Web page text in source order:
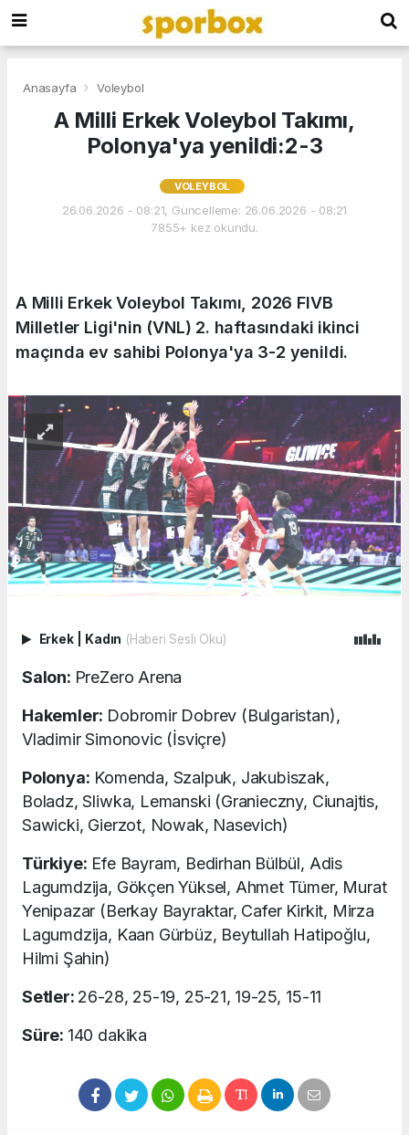
Anasayfa Voleybol
A Milli Erkek Voleybol Takımı,
Polonya'ya yenildi:2-3
VOLEYBOL
26.06.2026 - 08:21, Güncelleme: 26.06.2026 - 08:21
7855+ kez okundu.
A Milli Erkek Voleybol Takımı, 2026 FIVB
Milletler Ligi'nin (VNL) 2. haftasındaki ikinci
maçında ev sahibi Polonya'ya 3-2 yenildi.
Erkek Kadın (Haberi Sesli Oku)
Salon: PreZero Arena
Hakemler: Dobromir Dobrev (Bulgaristan),
Vladimir Simonovic (İsviçre)
Polonya: Komenda, Szalpuk, Jakubiszak,
Boladz, Sliwka, Lemanski (Granieczny, Ciunajtis,
Sawicki, Gierzot, Nowak, Nasevich)
Türkiye: Efe Bayram, Bedirhan Bülbül, Adis
Lagumdzija, Gökçen Yüksel, Ahmet Tümer, Murat
Yenipazar (Berkay Bayraktar, Cafer Kirkit, Mirza
Lagumdzija, Kaan Gürbüz, Beytullah Hatipoğlu,
Hilmi Şahin)
Setler: 26-28, 25-19, 25-21, 19-25, 15-11
Süre: 140 dakika